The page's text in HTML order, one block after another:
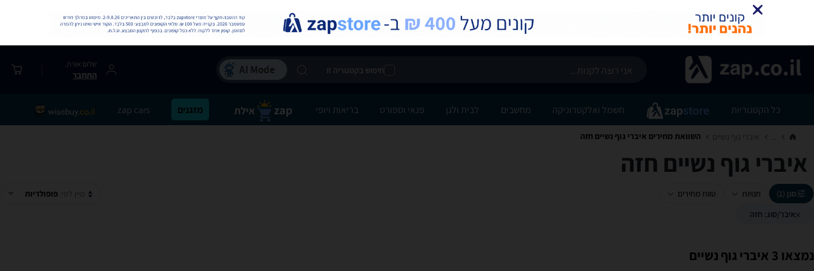
חיפוש בקטגוריה זו
שלום אורח,
התחבר
כל הקטגוריות חשמל ואלקטרוניקה מחשבים לבית ולגן פנאי וספורט בריאות ויופי מזגנים zap cars
איברי גוף נשיים‏ השוואת מחירים איברי גוף נשיים ‏חזה
איברי גוף נשיים ‏חזה
סנן (1) חנויות
טווח מחירים
איבר/סוג: חזה
מיין לפי: פופולריות
נמצאו 3 איברי גוף נשיים